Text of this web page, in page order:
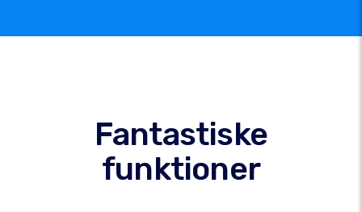
Fantastiske
funktioner